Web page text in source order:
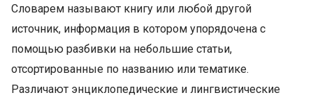
Словарем называют книгу или любой другой
источник, информация в котором упорядочена с
помощью разбивки на небольшие статьи,
отсортированные по названию или тематике.
Различают энциклопедические и лингвистические